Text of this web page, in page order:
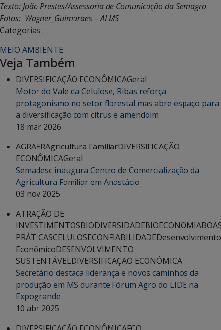
Texto: João Prestes/Assessoria de Comunicação da Semagro
Fotos: Wagner_Guimaraes – ALMS
Categorias :
MEIO AMBIENTE
Veja Também
DIVERSIFICAÇÃO ECONÔMICAGeral
Motor do Vale da Celulose, Ribas reforça
protagonismo no setor florestal mas abre espaço para
a diversificação com citrus e amendoim
18 mar 2026
AGRAERAgricultura FamiliarDIVERSIFICAÇÃO
ECONÔMICAGeral
Semadesc inaugura Centro de Comercialização da
Agricultura Familiar em Anastácio
03 nov 2025
ATRAÇÃO DE
INVESTIMENTOSBIODIVERSIDADEBIOECONOMIA
PRÁTICASCELULOSECONFIABILIDADEDesenvolvimento
EconômicoDESENVOLVIMENTO
SUSTENTÁVELDIVERSIFICAÇÃO ECONÔMICA
Secretário destaca liderança e novos caminhos da
produção em MS durante Fórum Agro do LIDE na
Expogrande
10 abr 2025